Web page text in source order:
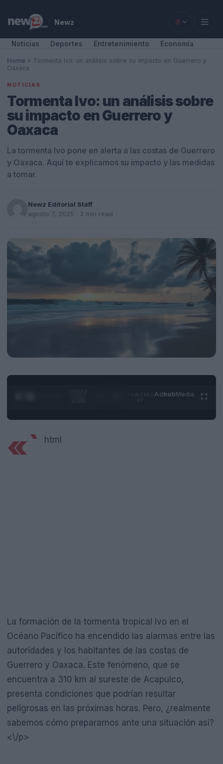
Newz
Noticias Deportes Entretenimiento Economía
Home » Tormenta Ivo: un análisis sobre su impacto en Guerrero y
Oaxaca
NOTICIAS
Tormenta Ivo: un análisis sobre
su impacto en Guerrero y
Oaxaca
La tormenta Ivo pone en alerta a las costas de Guerrero
y Oaxaca. Aquí te explicamos su impacto y las medidas
a tomar.
Newz Editorial Staff
agosto 7, 2025 · 3 min read
0:25 /
AdhubMedia
«` html
La formación de la tormenta tropical Ivo en el
Océano Pacífico ha encendido las alarmas entre las
autoridades y los habitantes de las costas de
Guerrero y Oaxaca. Este fenómeno, que se
encuentra a 310 km al sureste de Acapulco,
presenta condiciones que podrían resultar
peligrosas en las próximas horas. Pero, ¿realmente
sabemos cómo prepararnos ante una situación así?
<\/p>